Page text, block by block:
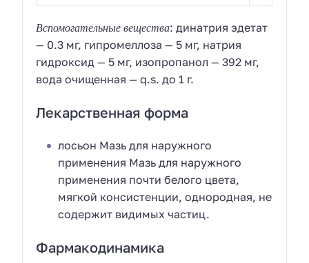
Вспомогательные вещества: динатрия эдетат
— 0.3 мг, гипромеллоза — 5 мг, натрия
гидроксид — 5 мг, изопропанол — 392 мг,
вода очищенная — q.s. до 1 г.
Лекарственная форма
лосьон Мазь для наружного
применения Мазь для наружного
применения почти белого цвета,
мягкой консистенции, однородная, не
содержит видимых частиц.
Фармакодинамика